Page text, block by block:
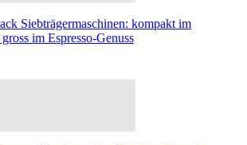
Siebträgermaschinen: kompakt im
im Espresso-Genuss